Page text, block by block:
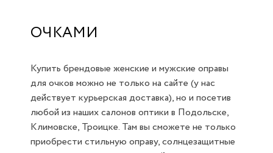
ОЧКАМИ
Купить брендовые женские и мужские оправы
для очков можно не только на сайте (у нас
действует курьерская доставка), но и посетив
любой из наших салонов оптики в Подольске,
Климовске, Троицке. Там вы сможете не только
приобрести стильную оправу, солнцезащитные